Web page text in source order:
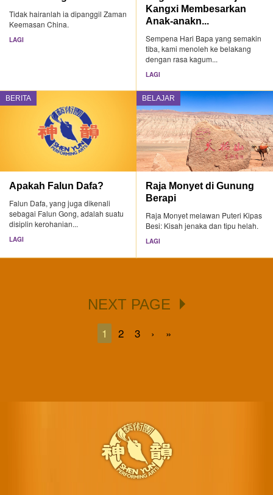
Tidak hairanlah ia dipanggil Zaman
Keemasan China.
LAGI
Kangxi Membesarkan
Anak-anakn...
Sempena Hari Bapa yang semakin
tiba, kami menoleh ke belakang
dengan rasa kagum...
LAGI
BERITA
Apakah Falun Dafa?
Falun Dafa, yang juga dikenali
sebagai Falun Gong, adalah suatu
disiplin kerohanian...
LAGI
BELAJAR
Raja Monyet di Gunung
Berapi
Raja Monyet melawan Puteri Kipas
Besi: Kisah jenaka dan tipu helah.
LAGI
NEXT PAGE
1 2 3 › »